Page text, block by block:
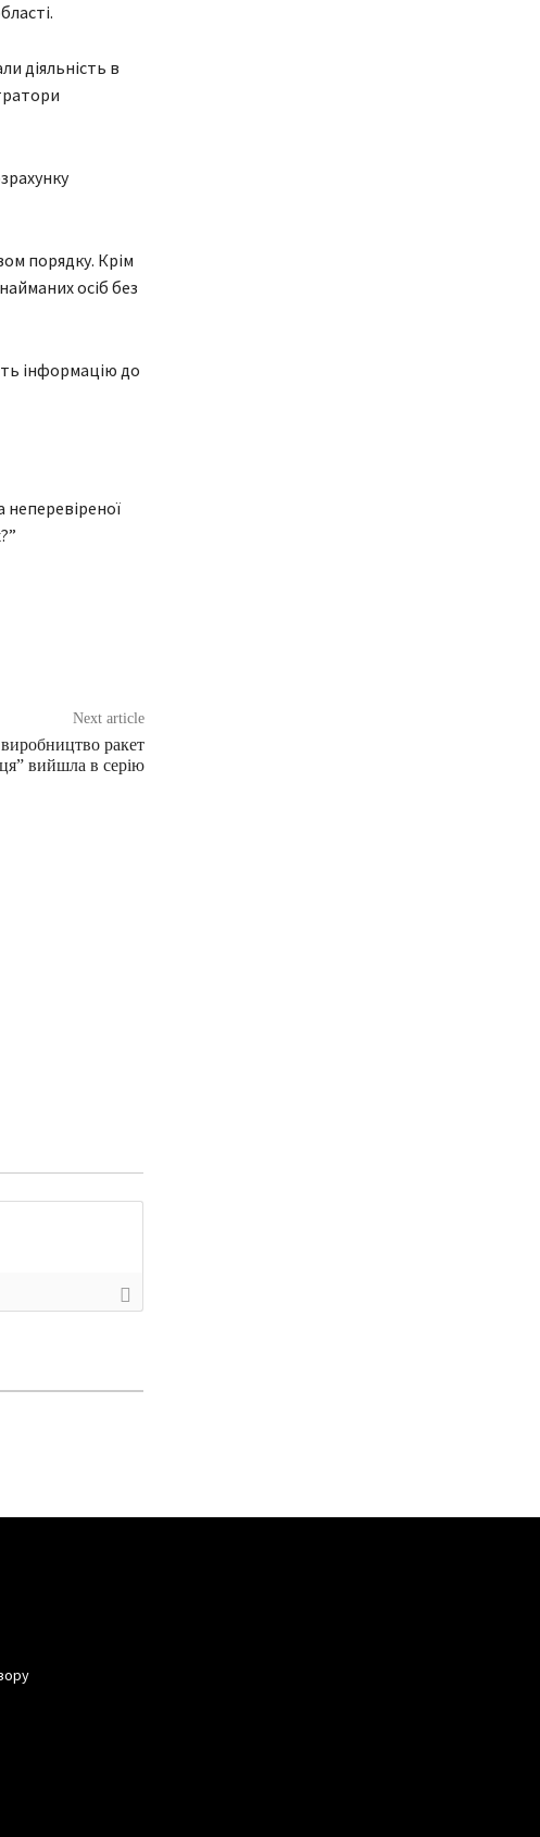
діяльність в
порядку. Крім
осіб без
інформацію до
неперевіреної
Next article
ракет
вийшла в серію